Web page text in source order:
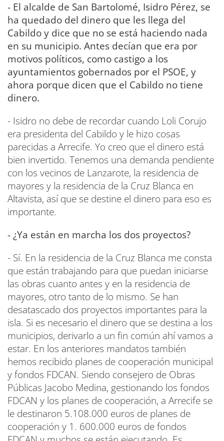
- El alcalde de San Bartolomé, Isidro Pérez, se
ha quedado del dinero que les llega del
Cabildo y dice que no se está haciendo nada
en su municipio. Antes decían que era por
motivos políticos, como castigo a los
ayuntamientos gobernados por el PSOE, y
ahora porque dicen que el Cabildo no tiene
dinero.
- Isidro no debe de recordar cuando Loli Corujo
era presidenta del Cabildo y le hizo cosas
parecidas a Arrecife. Yo creo que el dinero está
bien invertido. Tenemos una demanda pendiente
con los vecinos de Lanzarote, la residencia de
mayores y la residencia de la Cruz Blanca en
Altavista, así que se destine el dinero para eso es
importante.
- ¿Ya están en marcha los dos proyectos?
- Sí. En la residencia de la Cruz Blanca me consta
que están trabajando para que puedan iniciarse
las obras cuanto antes y en la residencia de
mayores, otro tanto de lo mismo. Se han
desatascado dos proyectos importantes para la
isla. Si es necesario el dinero que se destina a los
municipios, derivarlo a un fin común ahí vamos a
estar. En los anteriores mandatos también
hemos recibido planes de cooperación municipal
y fondos FDCAN. Siendo consejero de Obras
Públicas Jacobo Medina, gestionando los fondos
FDCAN y los planes de cooperación, a Arrecife se
le destinaron 5.108.000 euros de planes de
cooperación y 1. 600.000 euros de fondos